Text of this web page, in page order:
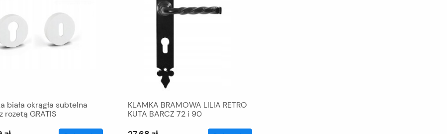
biała okrągła subtelna
rozetą GRATIS
KLAMKA BRAMOWA LILIA RETRO
KUTA BARCZ 72 i 90